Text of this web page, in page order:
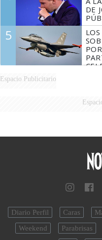
DE
5
Espacio Publicitario
Diario Perfil Caras
Weekend
Parabrisas